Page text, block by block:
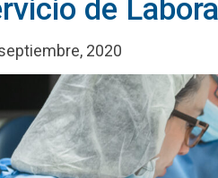
de
2020